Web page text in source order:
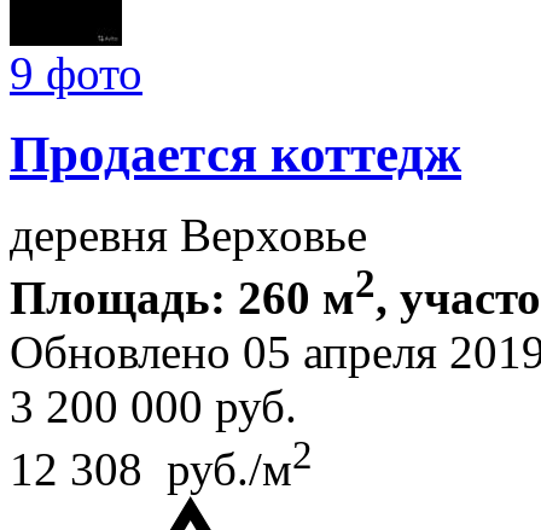
9 фото
Продается коттедж
деревня Верховье
Площадь: 260 м2,
Обновлено 05 апреля
3 200 000 руб.
12 308 руб./м2